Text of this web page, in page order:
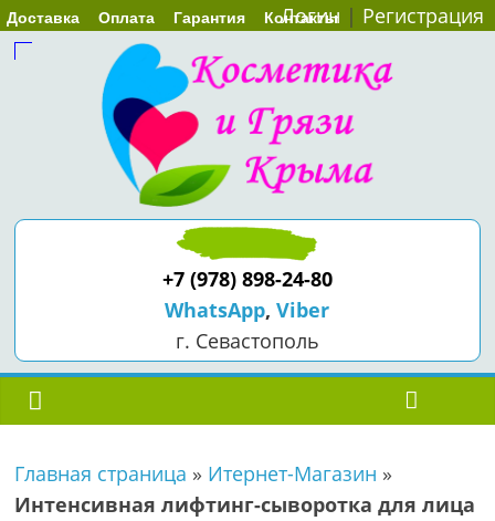
Доставка Оплата Гарантия Контакты
Логин | Регистрация
+7 (978) 898-24-80
WhatsApp,Viber
г. Севастополь
Главная страница » Итернет-Магазин »
Интенсивная лифтинг-сыворотка для лица